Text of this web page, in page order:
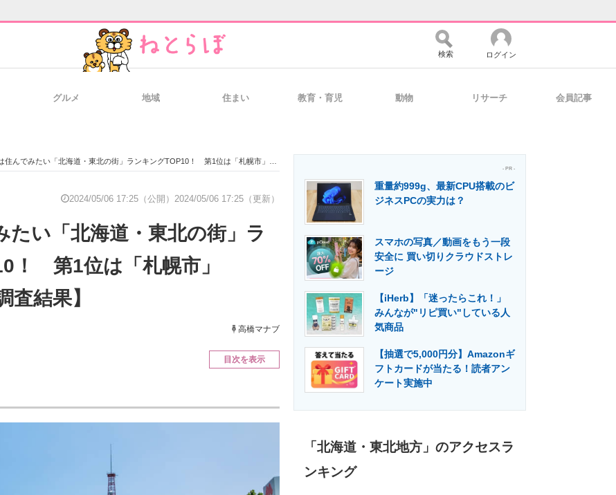
経営リーダーのコミュニティ マーケ×ITの今がよく分かる
IT製品の技術・比較・事例 製造業のIT導入・活用を支援
エネルギーの専門メディア 建設×テクノロジーの最前線
検索 ログイン
グルメ 地域 住まい 教育・育児 動物 リサーチ 会員記事
んでみたい「北海道・東北の街」ランキングTOP10！ 第1位は「札幌市」【2024年最新調査結果】
2024/05/06 17:25（公開） 2024/05/06 17:25（更新）
たい「北海道・東北の街」ラ
！ 第1位は「札幌市」
査結果】
高橋マナブ
目次を表示
- PR -
重量約999g、最新CPU搭載のビ
ジネスPCの実力は？
スマホの写真／動画をもう一段
安全に 買い切りクラウドストレ
ージ
【iHerb】「迷ったらこれ！」
みんなが"リピ買い"している人
気商品
【抽選で5,000円分】Amazonギ
フトカードが当たる！読者アン
ケート実施中
「北海道・東北地方」のアクセスラ
ンキング